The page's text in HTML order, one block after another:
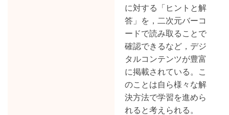
に対する「ヒントと解
答」を，二次元バーコ
ードで読み取ることで
確認できるなど，デジ
タルコンテンツが豊富
に掲載されている。こ
のことは自ら様々な解
決方法で学習を進めら
れると考えられる。